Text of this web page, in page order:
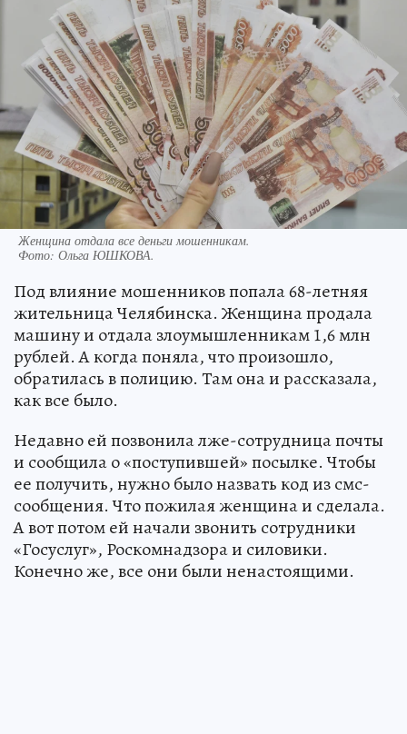
Женщина отдала все деньги мошенникам.
Фото: Ольга ЮШКОВА.
Под влияние мошенников попала 68-летняя
жительница Челябинска. Женщина продала
машину и отдала злоумышленникам 1,6 млн
рублей. А когда поняла, что произошло,
обратилась в полицию. Там она и рассказала,
как все было.
Недавно ей позвонила лже-сотрудница почты
и сообщила о «поступившей» посылке. Чтобы
ее получить, нужно было назвать код из смс-
сообщения. Что пожилая женщина и сделала.
А вот потом ей начали звонить сотрудники
«Госуслуг», Роскомнадзора и силовики.
Конечно же, все они были ненастоящими.